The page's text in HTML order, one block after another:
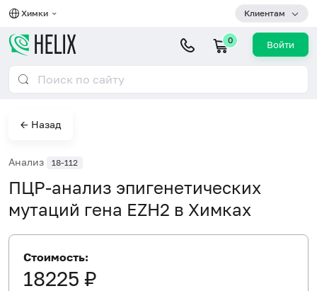
Химки Клиентам
0 Войти
← Назад
Анализ 18-112
ПЦР-анализ эпигенетических
мутаций гена EZH2 в Химках
Стоимость:
18225 ₽